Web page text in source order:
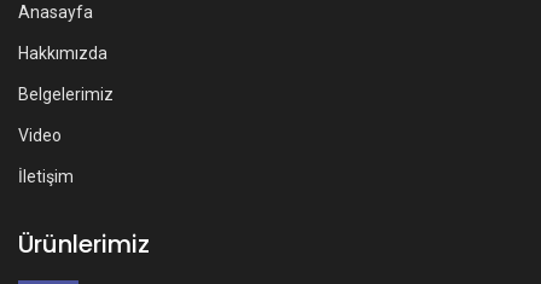
Anasayfa
Hakkımızda
Belgelerimiz
Video
İletişim
Ürünlerimiz